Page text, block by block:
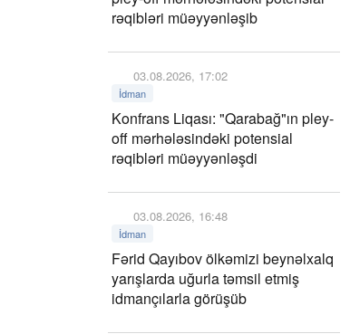
rəqibləri müəyyənləşib
03.08.2026, 17:02
İdman
Konfrans Liqası: "Qarabağ"ın pley-
off mərhələsindəki potensial
rəqibləri müəyyənləşdi
03.08.2026, 16:48
İdman
Fərid Qayıbov ölkəmizi beynəlxalq
yarışlarda uğurla təmsil etmiş
idmançılarla görüşüb